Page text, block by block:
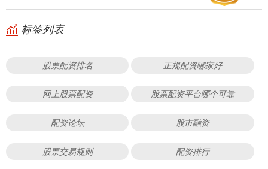
标签列表
股票配资排名 正规配资哪家好
网上股票配资 股票配资平台哪个可靠
配资论坛 股市融资
股票交易规则 配资排行